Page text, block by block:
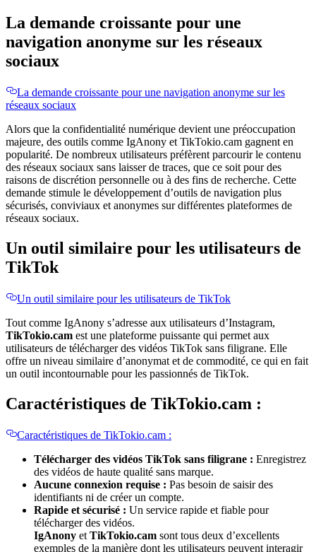
La demande croissante pour une
navigation anonyme sur les réseaux
sociaux
La demande croissante pour une navigation anonyme sur les
réseaux sociaux
Alors que la confidentialité numérique devient une préoccupation
majeure, des outils comme IgAnony et TikTokio.cam gagnent en
popularité. De nombreux utilisateurs préfèrent parcourir le contenu
des réseaux sociaux sans laisser de traces, que ce soit pour des
raisons de discrétion personnelle ou à des fins de recherche. Cette
demande stimule le développement d’outils de navigation plus
sécurisés, conviviaux et anonymes sur différentes plateformes de
réseaux sociaux.
Un outil similaire pour les utilisateurs de
TikTok
Un outil similaire pour les utilisateurs de TikTok
Tout comme IgAnony s’adresse aux utilisateurs d’Instagram,
TikTokio.cam est une plateforme puissante qui permet aux
utilisateurs de télécharger des vidéos TikTok sans filigrane. Elle
offre un niveau similaire d’anonymat et de commodité, ce qui en fait
un outil incontournable pour les passionnés de TikTok.
Caractéristiques de TikTokio.cam :
Caractéristiques de TikTokio.cam :
Télécharger des vidéos TikTok sans filigrane : Enregistrez
des vidéos de haute qualité sans marque.
Aucune connexion requise : Pas besoin de saisir des
identifiants ni de créer un compte.
Rapide et sécurisé : Un service rapide et fiable pour
télécharger des vidéos.
IgAnony et TikTokio.cam sont tous deux d’excellents
exemples de la manière dont les utilisateurs peuvent interagir